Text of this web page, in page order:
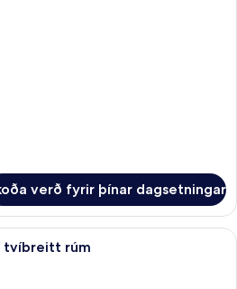
verð fyrir þínar dagsetningar
Rúmföt af bestu gerð, rúm með
tvíbreitt rúm